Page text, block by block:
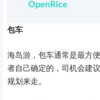
OpenRice
包车
海岛游，包车通常是最方
者自己确定的，司机会建
规划来走。